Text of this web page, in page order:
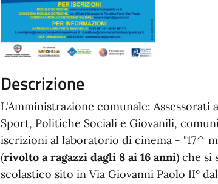
Descrizione
L'Amministrazione comunale:
Sport, Politiche Sociali e Giovanili,
iscrizioni al laboratorio di cinema - "17^
(rivolto a ragazzi dagli 8 ai 16 anni) che si
scolastico sito in Via Giovanni Paolo II°